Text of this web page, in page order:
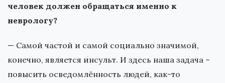
человек должен обращаться именно к
неврологу?
— Самой частой и самой социально значимой,
конечно, является инсульт. И здесь наша задача –
повысить осведомлённость людей, как-то